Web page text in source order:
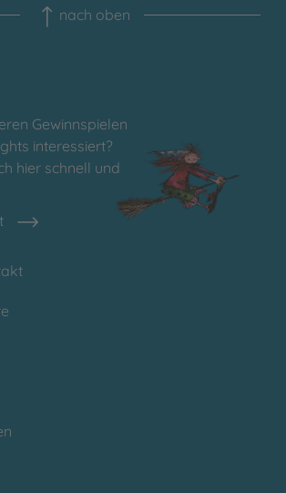
nach oben
Gewinnspielen
interessiert?
hier schnell und